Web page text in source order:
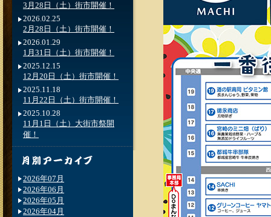
3月28日（土）街市開催！
2026.02.25
2月28日（土）街市開催！
2026.01.29
1月31日（土）街市開催！
2025.12.15
12月20日（土）街市開催！
2025.11.18
11月22日（土）街市開催！
2025.10.28
11月1日（土）大街市祭開
催！
2026年07月
2026年06月
2026年05月
2026年04月